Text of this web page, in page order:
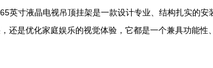
英寸液晶电视吊顶挂架是一款设计专业、结构扎实的
还是优化家庭娱乐的视觉体验，它都是一个兼具功能